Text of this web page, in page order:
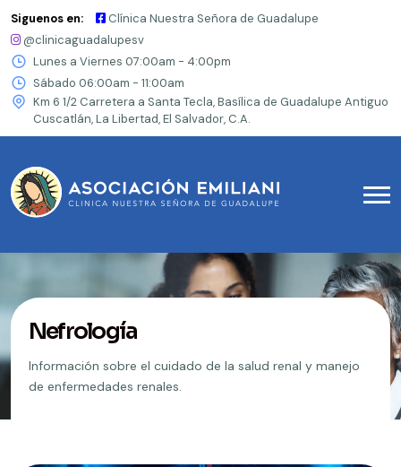
Siguenos en:
Clínica Nuestra Señora de Guadalupe
@clinicaguadalupesv
Lunes a Viernes 07:00am - 4:00pm
Sábado 06:00am - 11:00am
Km 6 1/2 Carretera a Santa Tecla, Basílica de Guadalupe Antiguo
Cuscatlán, La Libertad, El Salvador, C.A.
Nefrología
Información sobre el cuidado de la salud renal y manejo
de enfermedades renales.